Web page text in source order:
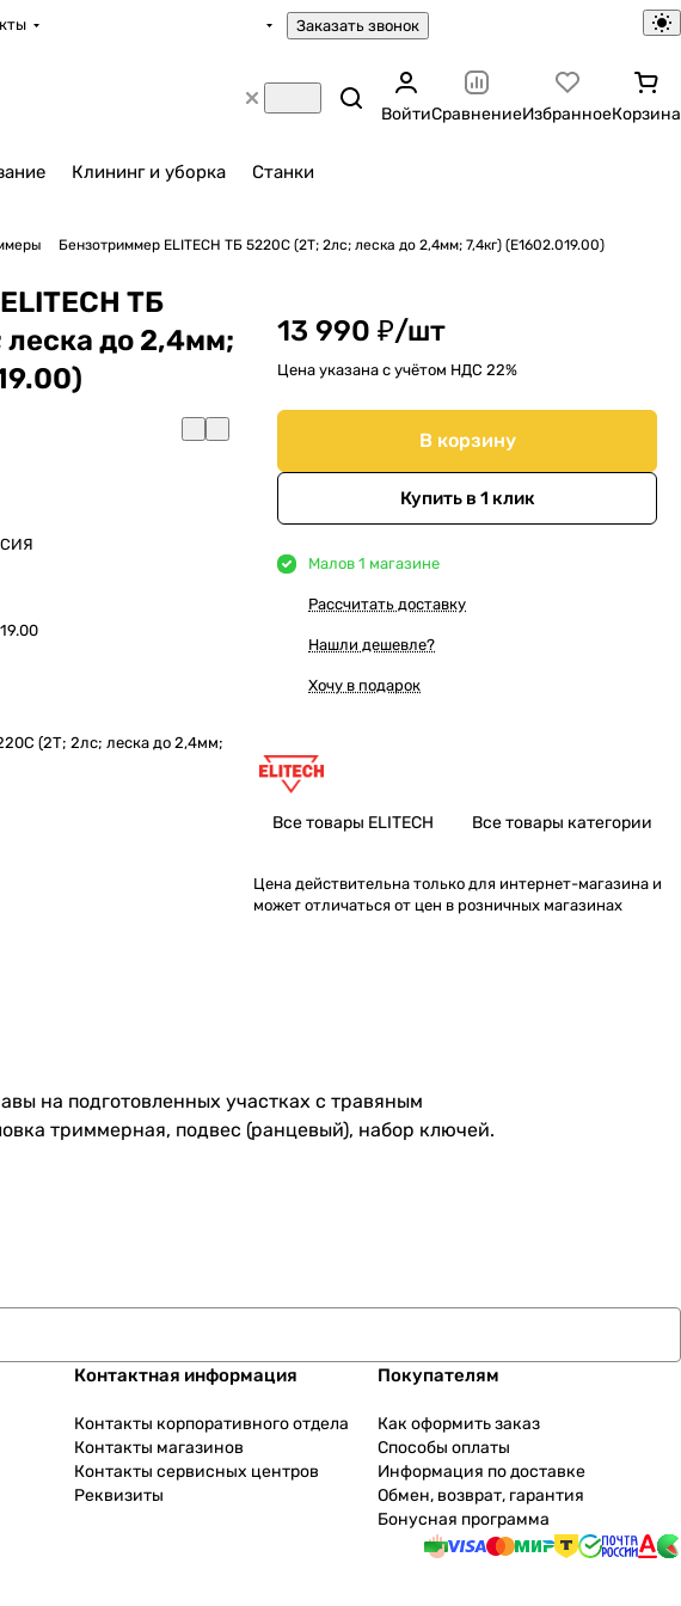
Заказать звонок
ВойтиСравнениеИзбранноеКорзина
Клининг и уборка Станки
Бензотриммер ELITECH ТБ 5220С (2Т; 2лс; леска до 2,4мм; 7,4кг) (E1602.019.00)
ТБ
до 2,4мм;
(2Т; 2лс; леска до 2,4мм;
13 990 ₽/шт
Цена указана с учётом НДС 22%
В корзину
Купить в 1 клик
Малов 1 магазине
Рассчитать доставку
Нашли дешевле?
Хочу в подарок
Все товары ELITECH Все товары категории
Цена действительна только для интернет-магазина и
может отличаться от цен в розничных магазинах
на подготовленных участках с травяным
триммерная, подвес (ранцевый), набор ключей.
Контактная информация
Контакты корпоративного отдела
Контакты магазинов
Контакты сервисных центров
Реквизиты
Покупателям
Как оформить заказ
Способы оплаты
Информация по доставке
Обмен, возврат, гарантия
Бонусная программа